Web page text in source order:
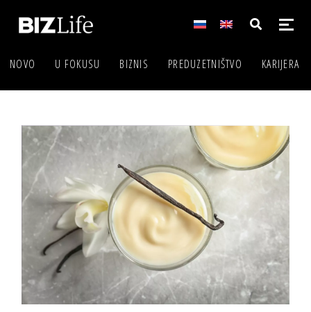
NOVO U FOKUSU BIZNIS PREDUZETNIŠTVO KARIJERA